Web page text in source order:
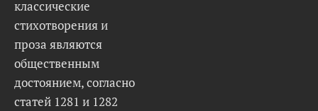
классические
стихотворения и
проза являются
общественным
достоянием, согласно
статей 1281 и 1282